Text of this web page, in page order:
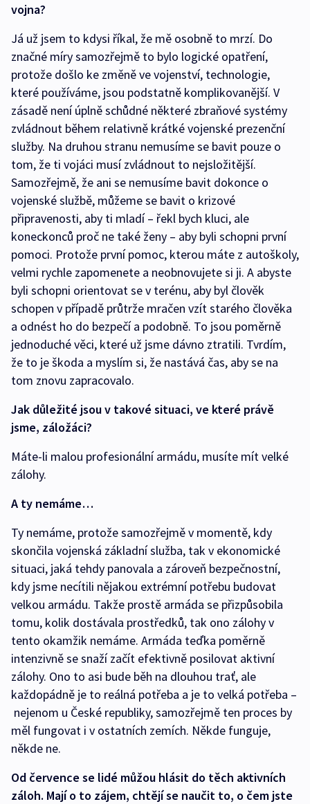
vojna?
Já už jsem to kdysi říkal, že mě osobně to mrzí. Do
značné míry samozřejmě to bylo logické opatření,
protože došlo ke změně ve vojenství, technologie,
které používáme, jsou podstatně komplikovanější. V
zásadě není úplně schůdné některé zbraňové systémy
zvládnout během relativně krátké vojenské prezenční
služby. Na druhou stranu nemusíme se bavit pouze o
tom, že ti vojáci musí zvládnout to nejsložitější.
Samozřejmě, že ani se nemusíme bavit dokonce o
vojenské službě, můžeme se bavit o krizové
připravenosti, aby ti mladí – řekl bych kluci, ale
koneckonců proč ne také ženy – aby byli schopni první
pomoci. Protože první pomoc, kterou máte z autoškoly,
velmi rychle zapomenete a neobnovujete si ji. A abyste
byli schopni orientovat se v terénu, aby byl člověk
schopen v případě průtrže mračen vzít starého člověka
a odnést ho do bezpečí a podobně. To jsou poměrně
jednoduché věci, které už jsme dávno ztratili. Tvrdím,
že to je škoda a myslím si, že nastává čas, aby se na
tom znovu zapracovalo.
Jak důležité jsou v takové situaci, ve které právě
jsme, záložáci?
Máte-li malou profesionální armádu, musíte mít velké
zálohy.
A ty nemáme…
Ty nemáme, protože samozřejmě v momentě, kdy
skončila vojenská základní služba, tak v ekonomické
situaci, jaká tehdy panovala a zároveň bezpečnostní,
kdy jsme necítili nějakou extrémní potřebu budovat
velkou armádu. Takže prostě armáda se přizpůsobila
tomu, kolik dostávala prostředků, tak ono zálohy v
tento okamžik nemáme. Armáda teďka poměrně
intenzivně se snaží začít efektivně posilovat aktivní
zálohy. Ono to asi bude běh na dlouhou trať, ale
každopádně je to reálná potřeba a je to velká potřeba –
nejenom u České republiky, samozřejmě ten proces by
měl fungovat i v ostatních zemích. Někde funguje,
někde ne.
Od července se lidé můžou hlásit do těch aktivních
záloh. Mají o to zájem, chtějí se naučit to, o čem jste